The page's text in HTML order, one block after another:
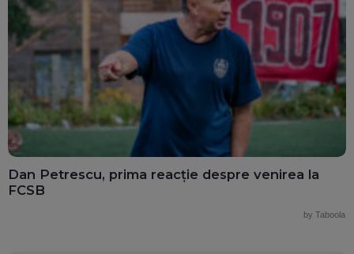
Dan Petrescu, prima reacție despre venirea la
FCSB
by Taboola